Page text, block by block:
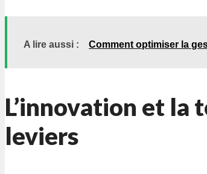
A lire aussi : Comment optimiser la
L’innovation et la
leviers